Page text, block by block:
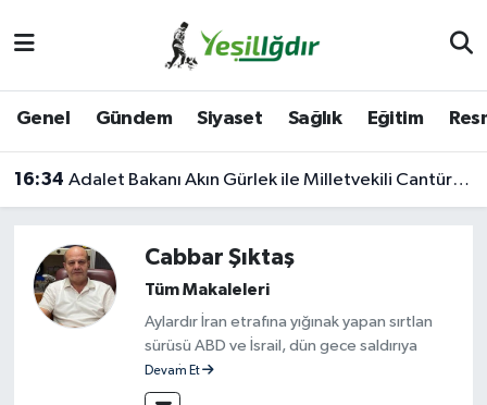
Genel Gündem Siyaset Sağlık Eğitim
16:34 Adalet Bakanı Akın Gürlek ile Milletvekili Cantürk Alagöz Iğdır’a Geliyor
Cabbar Şıktaş
Tüm Makaleleri
Aylardır İran etrafına yığınak yapan sırtlan
sürüsü ABD ve İsrail, dün gece saldırıya
geçti.
Devam Et
Iğdır Trafik Yoğunluk Haritası
Süper Lig Puan Durumu ve Fikstür
Tüm Manşetler